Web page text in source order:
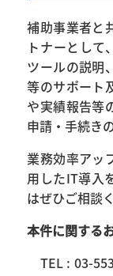
補助事業者と
トナーとして
ツールの説明
等のサポート
や実績報告等
申請・手続き
業務効率アッ
用したIT導入
はぜひご相談
本件に関する
TEL : 03-